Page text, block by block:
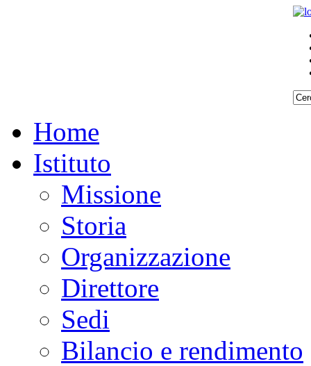
Home
Istituto
Missione
Storia
Organizzazione
Direttore
Sedi
Bilancio e rendimento